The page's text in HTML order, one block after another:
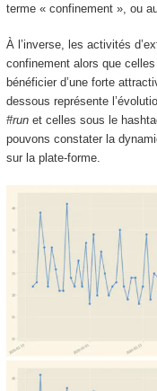
terme « confinement », ou
À l’inverse, les activités
confinement alors que
bénéficier d’une forte
dessous représente
#runet celles sous le
pouvons constater la
sur la plate-forme.